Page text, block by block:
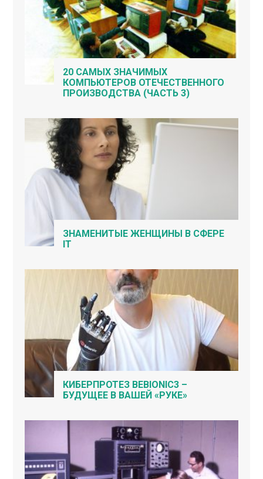
20 САМЫХ ЗНАЧИМЫХ
КОМПЬЮТЕРОВ ОТЕЧЕСТВЕННОГО
ПРОИЗВОДСТВА (ЧАСТЬ 3)
ЗНАМЕНИТЫЕ ЖЕНЩИНЫ В СФЕРЕ
IT
КИБЕРПРОТЕЗ BEBIONIC3 –
БУДУЩЕЕ В ВАШЕЙ «РУКЕ»